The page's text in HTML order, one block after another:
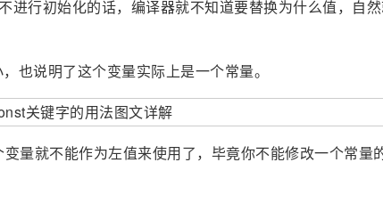
进行初始化的话，编译器就不知道要替换为什么值，自
也说明了这个变量实际上是一个常量。
量就不能作为左值来使用了，毕竟你不能修改一个常量